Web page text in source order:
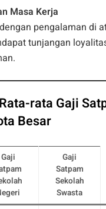
Masa Kerja
pengalaman di
tunjangan
rata Gaji
Besar
Gaji
Gaji
Satpam
Sekolah
Swasta